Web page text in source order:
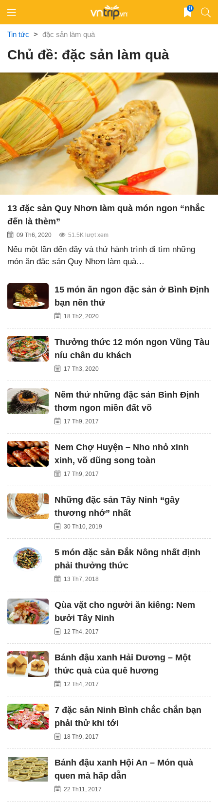
content
0
Tin tức > đặc sản làm quà
Chủ đề: đặc sản làm quà
13 đặc sản Quy Nhơn làm quà món ngon “nhắc
đến là thèm”
09 Th6, 2020 51.5K lượt xem
Nếu một lần đến đây và thử hành trình đi tìm những
món ăn đặc sản Quy Nhơn làm quà…
15 món ăn ngon đặc sản ở Bình Định
bạn nên thử
18 Th2, 2020
Thưởng thức 12 món ngon Vũng Tàu
níu chân du khách
17 Th3, 2020
Nếm thử những đặc sản Bình Định
thơm ngon miền đất võ
17 Th9, 2017
Nem Chợ Huyện – Nho nhỏ xinh
xinh, võ dũng song toàn
17 Th9, 2017
Những đặc sản Tây Ninh “gây
thương nhớ” nhất
30 Th10, 2019
5 món đặc sản Đắk Nông nhất định
phải thưởng thức
13 Th7, 2018
Qùa vặt cho người ăn kiêng: Nem
bưởi Tây Ninh
12 Th4, 2017
Bánh đậu xanh Hải Dương – Một
thức quà của quê hương
12 Th4, 2017
7 đặc sản Ninh Bình chắc chắn bạn
phải thử khi tới
18 Th9, 2017
Bánh đậu xanh Hội An – Món quà
quen mà hấp dẫn
22 Th11, 2017